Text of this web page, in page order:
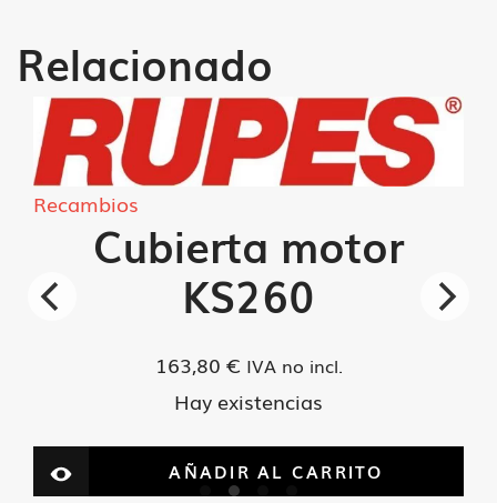
cantidad
Relacionado
Recambios
Cubierta motor
KS260
163,80 € IVA no incl.
Hay existencias
AÑADIR AL CARRITO